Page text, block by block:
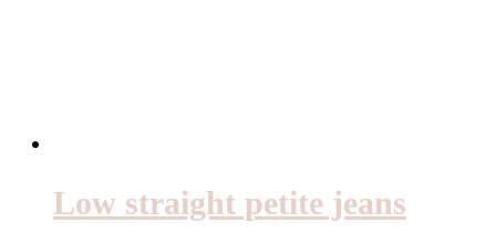
Low straight petite jeans